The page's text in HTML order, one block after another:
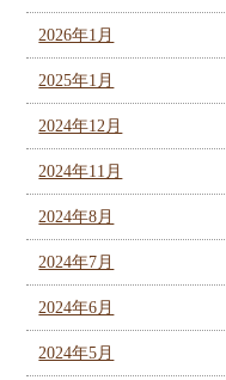
2026年1月
2025年1月
2024年12月
2024年11月
2024年8月
2024年7月
2024年6月
2024年5月